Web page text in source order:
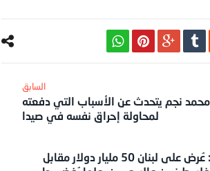
محمد نجم يتحدث عن الأسباب التي دفعته
لمحاولة إحراق نفسه في صيدا
قبل اندلاع الأزمة: عُرض على لبنان 50 مليار دولار مقابل